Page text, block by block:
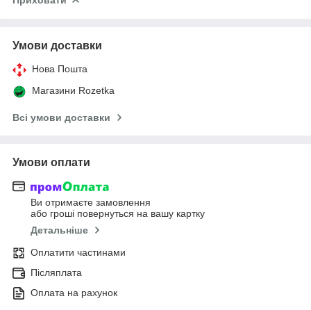
Умови доставки
Нова Пошта
Магазини Rozetka
Всі умови доставки
Умови оплати
Ви отримаєте замовлення
або гроші повернуться на вашу картку
Детальніше
Оплатити частинами
Післяплата
Оплата на рахунок